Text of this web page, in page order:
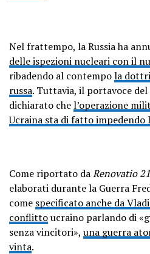
Nel frattempo, la Russia ha
delle ispezioni nucleari con il
ribadendo al contempola
russa. Tuttavia, il portavoce del
dichiarato chel’operazione
Ucraina sta di fatto impedendo
Come riportato daRenovatio 21
elaborati durante la Guerra
come specificato anche da
conflittoucraino parlando di
senza vincitori», una guerra
vinta.